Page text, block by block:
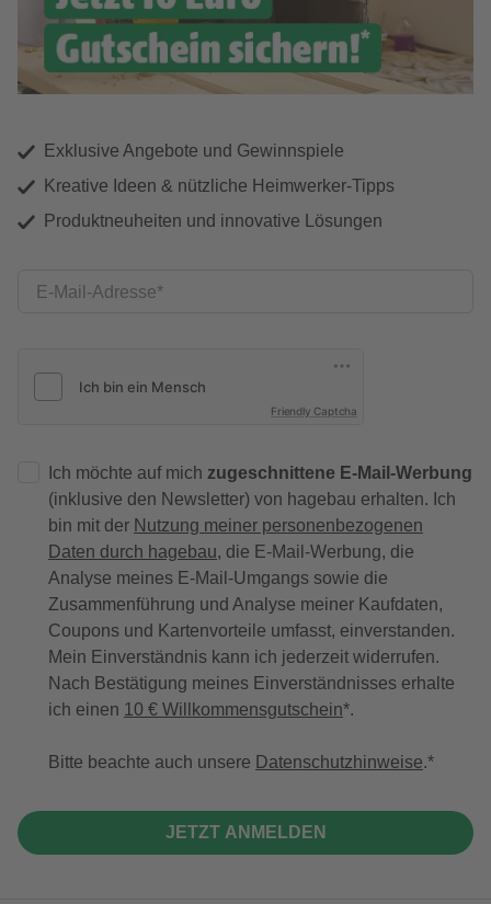
Exklusive Angebote und Gewinnspiele
Kreative Ideen & nützliche Heimwerker-Tipps
Produktneuheiten und innovative Lösungen
E-Mail-Adresse
Friendly Captcha
Ich möchte auf mich zugeschnittene E-Mail-Werbung
(inklusive den Newsletter) von hagebau erhalten. Ich
bin mit der Nutzung meiner personenbezogenen
Daten durch hagebau, die E-Mail-Werbung, die
Analyse meines E-Mail-Umgangs sowie die
Zusammenführung und Analyse meiner Kaufdaten,
Coupons und Kartenvorteile umfasst, einverstanden.
Mein Einverständnis kann ich jederzeit widerrufen.
Nach Bestätigung meines Einverständnisses erhalte
ich einen 10 € Willkommensgutschein*.
Bitte beachte auch unsere Datenschutzhinweise.
JETZT ANMELDEN